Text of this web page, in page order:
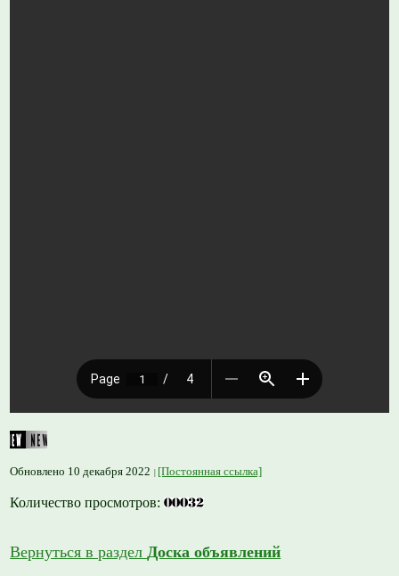
Обновлено 10 декабря 2022 [Постоянная ссылка]
Количество просмотров:
Вернуться в раздел Доска объявлений